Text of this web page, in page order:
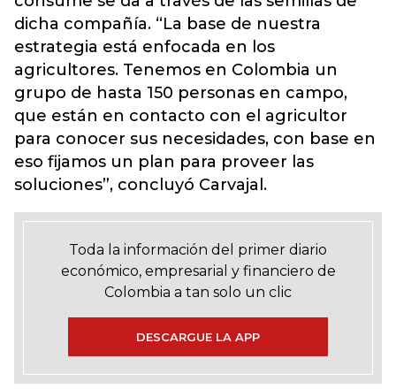
dicha compañía. “La base de nuestra
estrategia está enfocada en los
agricultores. Tenemos en Colombia un
grupo de hasta 150 personas en campo,
que están en contacto con el agricultor
para conocer sus necesidades, con base en
eso fijamos un plan para proveer las
soluciones”, concluyó Carvajal.
Toda la información del primer diario
económico, empresarial y financiero de
Colombia a tan solo un clic
DESCARGUE LA APP